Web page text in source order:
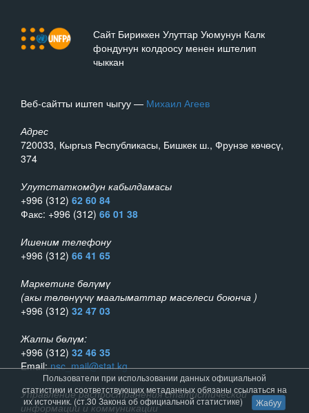
Сайт Бириккен Улуттар Уюмунун Калк
фондунун колдоосу менен иштелип
чыккан
Веб-сайтты иштеп чыгуу — Михаил Агеев
Адрес
720033, Кыргыз Республикасы, Бишкек ш., Фрунзе көчөсү,
374
Улутстаткомдун кабылдамасы
+996 (312) 62 60 84
Факс: +996 (312) 66 01 38
Ишеним телефону
+996 (312) 66 41 65
Маркетинг бөлүмү
(акы төлөнүүчү маалыматтар маселеси боюнча )
+996 (312) 32 47 03
Жалпы бөлүм:
+996 (312) 32 46 35
Email:nsc_mail@stat.kg
Управление распространения статистической
информации и коммуникации
Пользователи при использовании данных официальной
статистики и соответствующих метаданных обязаны ссылаться на
их источник. (ст.30 Закона об официальной статистике)
Жабуу